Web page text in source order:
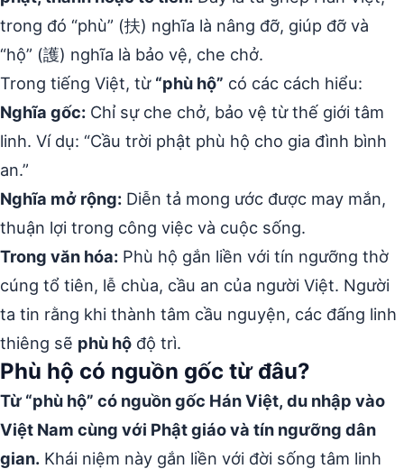
trong đó “phù” (扶) nghĩa là nâng đỡ, giúp đỡ và
“hộ” (護) nghĩa là bảo vệ, che chở.
Trong tiếng Việt, từ “phù hộ” có các cách hiểu:
Nghĩa gốc: Chỉ sự che chở, bảo vệ từ thế giới tâm
linh. Ví dụ: “Cầu trời phật phù hộ cho gia đình bình
an.”
Nghĩa mở rộng: Diễn tả mong ước được may mắn,
thuận lợi trong công việc và cuộc sống.
Trong văn hóa: Phù hộ gắn liền với tín ngưỡng thờ
cúng tổ tiên, lễ chùa, cầu an của người Việt. Người
ta tin rằng khi thành tâm cầu nguyện, các đấng linh
thiêng sẽ phù hộ độ trì.
Phù hộ có nguồn gốc từ đâu?
Từ “phù hộ” có nguồn gốc Hán Việt, du nhập vào
Việt Nam cùng với Phật giáo và tín ngưỡng dân
gian. Khái niệm này gắn liền với đời sống tâm linh